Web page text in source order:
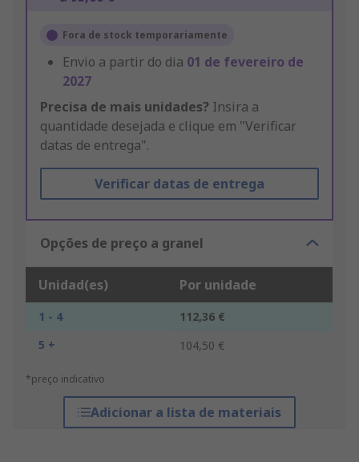
Fora de stock temporariamente
Envio a partir do dia 01 de fevereiro de
2027
Precisa de mais unidades? Insira a
quantidade desejada e clique em "Verificar
datas de entrega".
Verificar datas de entrega
Opções de preço a granel
Unidad(es) Por unidade
1 - 4
112,36 €
5 +
104,50 €
*preço indicativo
Adicionar a lista de materiais